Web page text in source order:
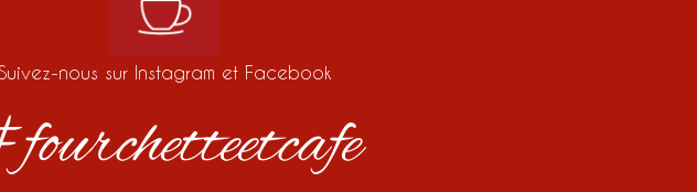
nous sur Instagram et Facebook